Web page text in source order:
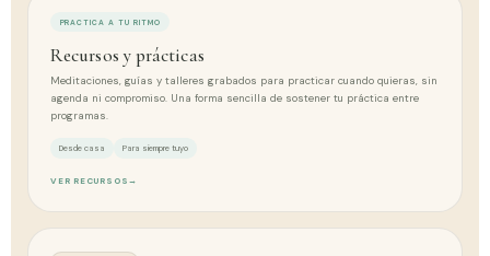
PRACTICA A TU RITMO
Recursos y prácticas
Meditaciones, guías y talleres grabados para practicar cuando quieras, sin
agenda ni compromiso. Una forma sencilla de sostener tu práctica entre
programas.
Desde casa Para siempre tuyo
VER RECURSOS →